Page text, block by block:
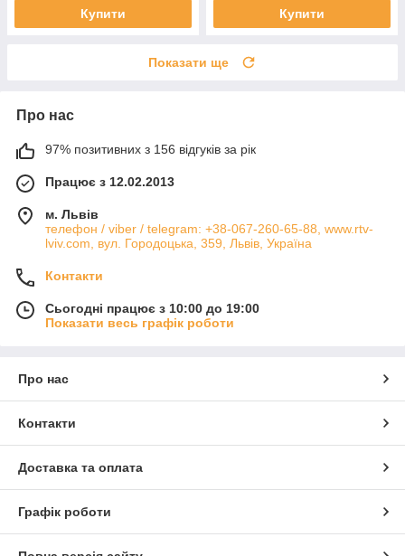
Купити Купити
Показати ще
Про нас
97% позитивних з 156 відгуків за рік
Працює з 12.02.2013
м. Львів
телефон / viber / telegram: +38-067-260-65-88, www.rtv-
lviv.com, вул. Городоцька, 359, Львів, Україна
Контакти
Сьогодні працює з 10:00 до 19:00
Показати весь графік роботи
Про нас
Контакти
Доставка та оплата
Графік роботи